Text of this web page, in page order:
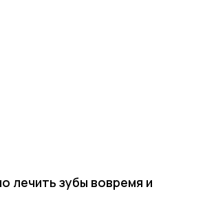
лечить зубы вовремя и